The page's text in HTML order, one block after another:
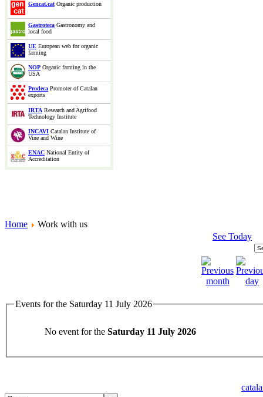
Gencat.catOrganic production
Gastroteca Gastronomy and
local food
UE European web for organic
farming
NOP Organic farming in the
USA
Prodeca Promoter of Catalan
exports
IRTA Research and Agrifood
Technology Institute
INCAVI Catalan Institute of
Vine and Wine
ENAC National Entity of
Accreditation
Home
Work with us
See Today
Events for the Saturday 11 July 2026
No event for the Saturday 11 July 2026